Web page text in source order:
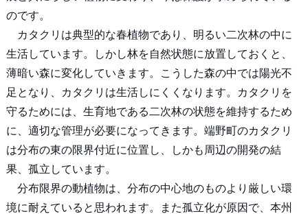
のです。
カタクリは典型的な春植物であり、明るい二次林の中に
生活しています。しかし林を自然状態に放置しておくと、
薄暗い森に変化していきます。こうした森の中では陽光不
足となり、カタクリは生活しにくくなります。カタクリを
守るためには、生育地である二次林の状態を維持するため
に、適切な管理が必要になってきます。端野町のカタクリ
は分布の東の限界付近に位置し、しかも周辺の開発の結
果、孤立しています。
分布限界の動植物は、分布の中心地のものより厳しい環
境に耐えていると思われます。また孤立化が原因で、本州